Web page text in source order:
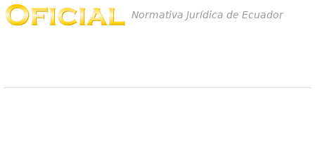
Normativa Jurídica de Ecuador